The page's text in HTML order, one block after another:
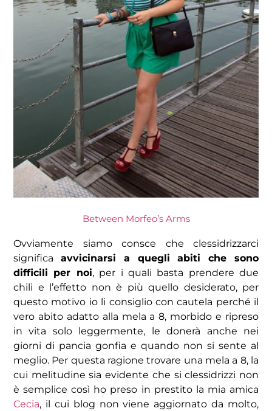
Between Morfeo’s Arms
Ovviamente siamo consce che clessidrizzarci
significa avvicinarsi a quegli abiti che sono
difficili per noi, per i quali basta prendere due
chili e l’effetto non è più quello desiderato, per
questo motivo io li consiglio con cautela perché il
vero abito adatto alla mela a 8, morbido e ripreso
in vita solo leggermente, le donerà anche nei
giorni di pancia gonfia e quando non si sente al
meglio. Per questa ragione trovare una mela a 8, la
cui melitudine sia evidente che si clessidrizzi non
è semplice così ho preso in prestito la mia amica
Cecia, il cui blog non viene aggiornato da molto,